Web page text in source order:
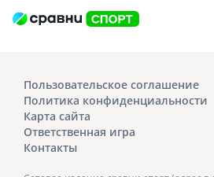
Пользовательское соглашение
Политика конфиденциальности
Карта сайта
Ответственная игра
Контакты